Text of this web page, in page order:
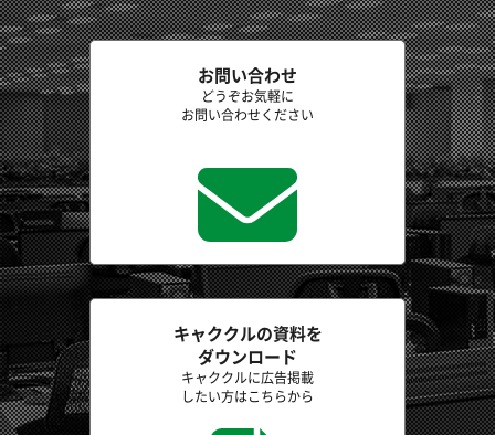
お問い合わせ
どうぞお気軽に
お問い合わせください
キャククルの資料を
ダウンロード
キャククルに広告掲載
したい方はこちらから